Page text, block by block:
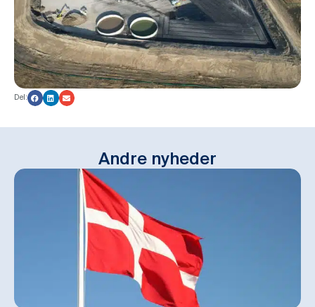
Del:
Andre nyheder